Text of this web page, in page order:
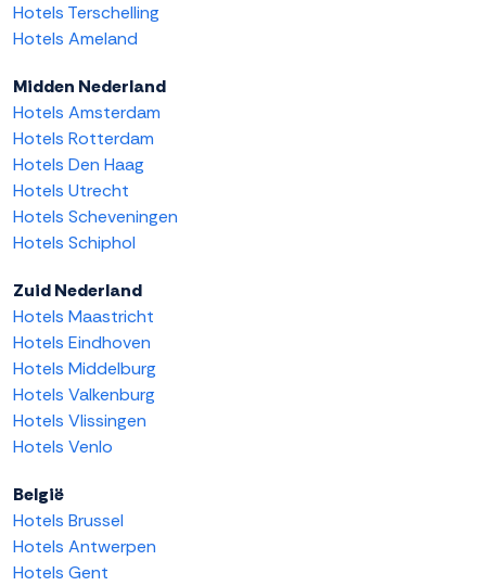
Hotels Terschelling
Hotels Ameland
Midden Nederland
Hotels Amsterdam
Hotels Rotterdam
Hotels Den Haag
Hotels Utrecht
Hotels Scheveningen
Hotels Schiphol
Zuid Nederland
Hotels Maastricht
Hotels Eindhoven
Hotels Middelburg
Hotels Valkenburg
Hotels Vlissingen
Hotels Venlo
België
Hotels Brussel
Hotels Antwerpen
Hotels Gent